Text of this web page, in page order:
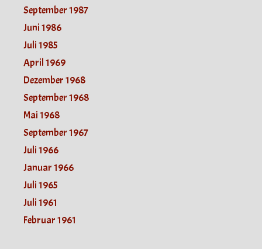
September 1987
Juni 1986
Juli 1985
April 1969
Dezember 1968
September 1968
Mai 1968
September 1967
Juli 1966
Januar 1966
Juli 1965
Juli 1961
Februar 1961